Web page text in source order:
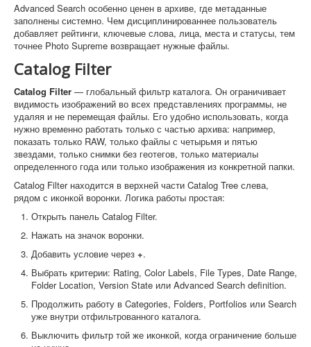
Advanced Search особенно ценен в архиве, где метаданные
заполнены системно. Чем дисциплинированнее пользователь
добавляет рейтинги, ключевые слова, лица, места и статусы, тем
точнее Photo Supreme возвращает нужные файлы.
Catalog Filter
Catalog Filter — глобальный фильтр каталога. Он ограничивает
видимость изображений во всех представлениях программы, не
удаляя и не перемещая файлы. Его удобно использовать, когда
нужно временно работать только с частью архива: например,
показать только RAW, только файлы с четырьмя и пятью
звездами, только снимки без геотегов, только материалы
определенного года или только изображения из конкретной папки.
Catalog Filter находится в верхней части Catalog Tree слева,
рядом с иконкой воронки. Логика работы простая:
Открыть панель Catalog Filter.
Нажать на значок воронки.
Добавить условие через +.
Выбрать критерии: Rating, Color Labels, File Types, Date Range,
Folder Location, Version State или Advanced Search definition.
Продолжить работу в Categories, Folders, Portfolios или Search
уже внутри отфильтрованного каталога.
Выключить фильтр той же иконкой, когда ограничение больше